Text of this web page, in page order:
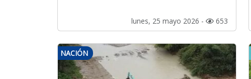
lunes, 25 mayo 2026 - 653
NACIÓN